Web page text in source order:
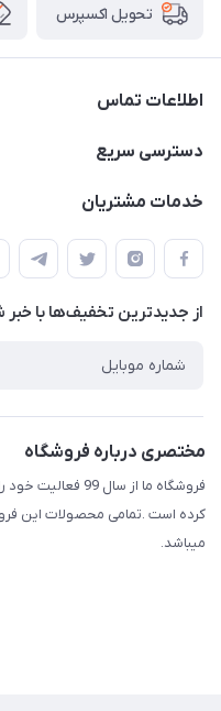
تحویل اکسپرس
اطلاعات تماس
09165044753
دسترسی سریع
حساب کاربری
لیست محصولات
درباره ما
خدمات مشتریان
قوانین و مقررات
حریم خصوصی
راهنما
از جدید‌ترین تخفیف‌ها با‌ خبر
مختصری درباره فروشگاه
فروشگاه ما از سال
کرده است .تمامی محصولات این
میباشد.